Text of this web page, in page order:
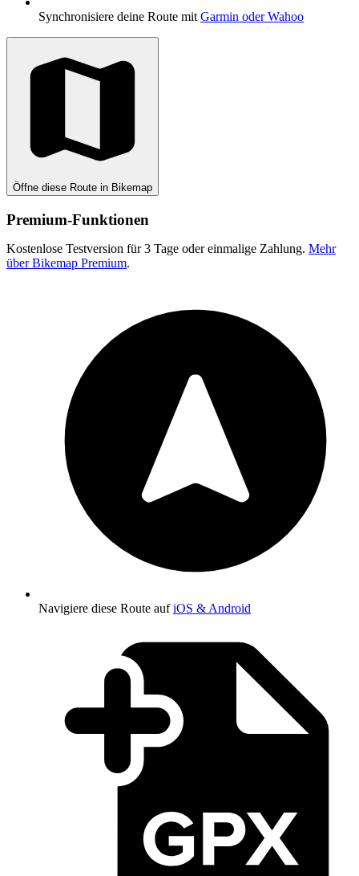
Synchronisiere deine Route mit Garmin oder Wahoo
Öffne diese Route in Bikemap
Premium-Funktionen
Kostenlose Testversion für 3 Tage oder einmalige Zahlung. Mehr
über Bikemap Premium.
Navigiere diese Route aufiOS & Android